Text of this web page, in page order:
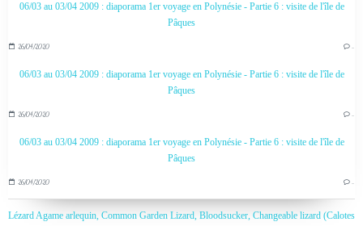
06/03 au 03/04 2009 : diaporama 1er voyage en Polynésie - Partie 6 : visite de l'île de
Pâques
26/04/2020 …
06/03 au 03/04 2009 : diaporama 1er voyage en Polynésie - Partie 6 : visite de l'île de
Pâques
26/04/2020 …
06/03 au 03/04 2009 : diaporama 1er voyage en Polynésie - Partie 6 : visite de l'île de
Pâques
26/04/2020 …
Lézard Agame arlequin, Common Garden Lizard, Bloodsucker, Changeable lizard (Calotes